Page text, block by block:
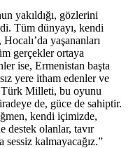
yakıldığı, gözlerini
Tüm dünyayı, kendi
yaşananları
gerçekler ortaya
ise, Ermenistan başta
yere itham edenler ve
Milleti, bu oyunu
de, güce de sahiptir.
kendi içimizde,
destek olanlar, tavır
sessiz kalmayacağız.”